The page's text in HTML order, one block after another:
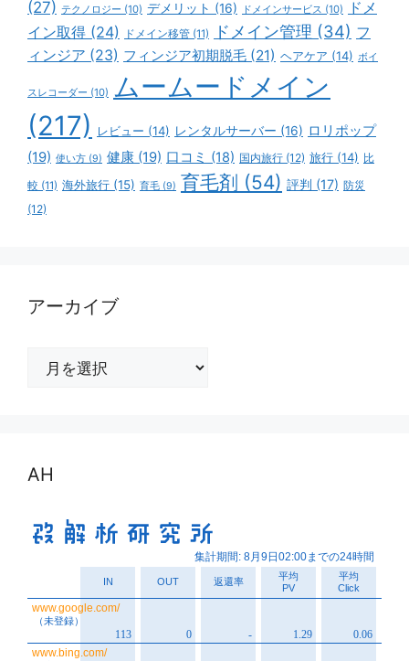
(27) テクノロジー (10) デメリット (16) ドメインサービス (10)
ドメ
イン取得 (24) ドメイン移管 (11) ドメイン管理 (34) フ
ィンジア (23) フィンジア初期脱毛 (21) ヘアケア (14) ボイ
スレコーダー (10) ムームードメイン
(217)
レビュー (14) レンタルサーバー (16) ロリポップ
(19) 使い方 (9) 健康 (19) 口コミ (18) 国内旅行 (12) 旅行 (14) 比
較 (11) 海外旅行 (15) 育毛 (9) 育毛剤 (54) 評判 (17) 防災
(12)
アーカイブ
AH